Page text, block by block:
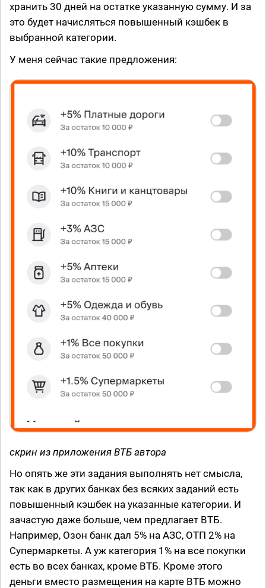
хранить 30 дней на остатке указанную сумму. И за
это будет начисляться повышенный кэшбек в
выбранной категории.
У меня сейчас такие предложения:
скрин из приложения ВТБ автора
Но опять же эти задания выполнять нет смысла,
так как в других банках без всяких заданий есть
повышенный кэшбек на указанные категории. И
зачастую даже больше, чем предлагает ВТБ.
Например, Озон банк дал 5% на АЗС, ОТП 2% на
Супермаркеты. А уж категория 1% на все покупки
есть во всех банках, кроме ВТБ. Кроме этого
деньги вместо размещения на карте ВТБ можно